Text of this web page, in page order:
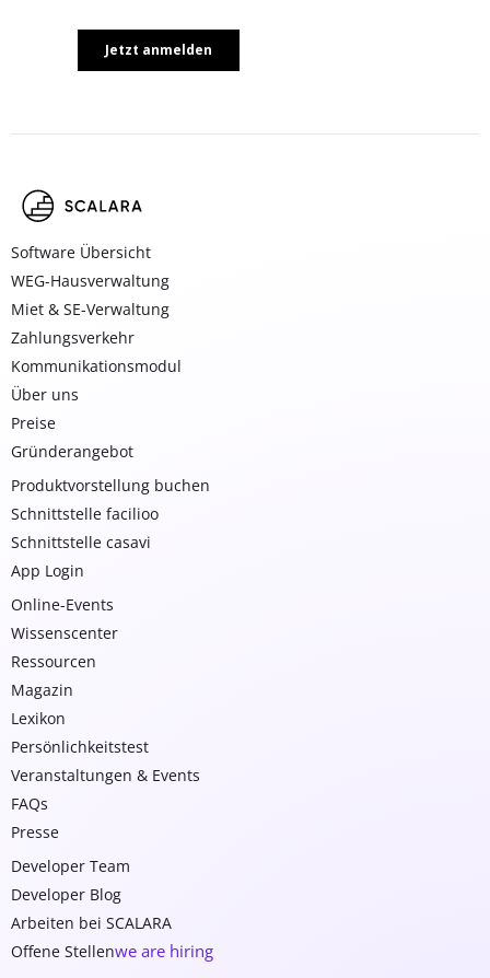
Software Übersicht
WEG-Hausverwaltung
Miet & SE-Verwaltung
Zahlungsverkehr
Kommunikationsmodul
Über uns
Preise
Gründerangebot
Produktvorstellung buchen
Schnittstelle facilioo
Schnittstelle casavi
App Login
Online-Events
Wissenscenter
Ressourcen
Magazin
Lexikon
Persönlichkeitstest
Veranstaltungen & Events
FAQs
Presse
Developer Team
Developer Blog
Arbeiten bei SCALARA
Offene Stellenwe are hiring